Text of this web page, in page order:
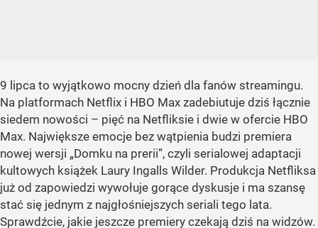
9 lipca to wyjątkowo mocny dzień dla fanów streamingu.
Na platformach Netflix i HBO Max zadebiutuje dziś łącznie
siedem nowości – pięć na Netfliksie i dwie w ofercie HBO
Max. Największe emocje bez wątpienia budzi premiera
nowej wersji „Domku na prerii”, czyli serialowej adaptacji
kultowych książek Laury Ingalls Wilder. Produkcja Netfliksa
już od zapowiedzi wywołuje gorące dyskusje i ma szansę
stać się jednym z najgłośniejszych seriali tego lata.
Sprawdźcie, jakie jeszcze premiery czekają dziś na widzów.